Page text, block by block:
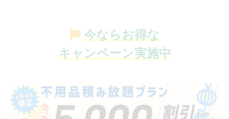
今ならお得な
キャンペーン実施中